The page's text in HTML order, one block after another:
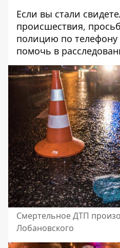
Если вы стали
происшествия,
полицию по телефону
помочь в
Смертельное ДТП
Лобановского